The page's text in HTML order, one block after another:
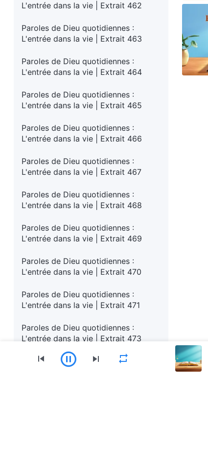
L'entrée dans la vie | Extrait 462
Paroles de Dieu quotidiennes :
L'entrée dans la vie | Extrait 463
Paroles de Dieu quotidiennes :
L'entrée dans la vie | Extrait 464
Paroles de Dieu quotidiennes :
L'entrée dans la vie | Extrait 465
Paroles de Dieu quotidiennes :
L'entrée dans la vie | Extrait 466
Paroles de Dieu quotidiennes :
L'entrée dans la vie | Extrait 467
Paroles de Dieu quotidiennes :
L'entrée dans la vie | Extrait 468
Paroles de Dieu quotidiennes :
L'entrée dans la vie | Extrait 469
Paroles de Dieu quotidiennes :
L'entrée dans la vie | Extrait 470
Paroles de Dieu quotidiennes :
L'entrée dans la vie | Extrait 471
Paroles de Dieu quotidiennes :
L'entrée dans la vie | Extrait 473
Paroles de Dieu quotidiennes :